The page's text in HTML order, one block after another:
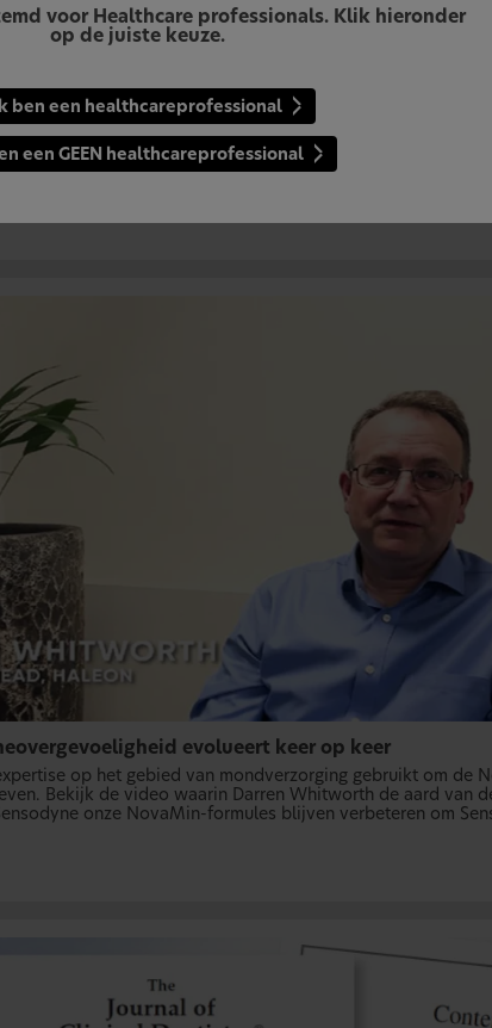
tanden willen een langdurige oplossing
het tandbeen kan een grote invloed hebben op de kwaliteit
dagelijks leven.
van dentineovergevoeligheid*, te bereiken, gebruikt u
Repair kunnen clienten gevoelige plekken van tanden en
evolueert keer op keer
op het gebied van mondverzorging gebruikt om de
Bekijk de video waarin Darren Whitworth de aard van
onze NovaMin-formules blijven verbeteren om
voor Healthcare professionals. Klik hieronder
op de juiste keuze.
ben een healthcareprofessional
een GEEN healthcareprofessional